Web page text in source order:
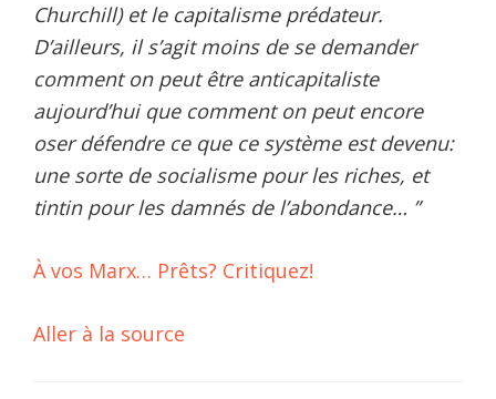
Churchill) et le capitalisme prédateur.
D’ailleurs, il s’agit moins de se demander
comment on peut être anticapitaliste
aujourd’hui que comment on peut encore
oser défendre ce que ce système est devenu:
une sorte de socialisme pour les riches, et
tintin pour les damnés de l’abondance… ”
À vos Marx… Prêts? Critiquez!
Aller à la source